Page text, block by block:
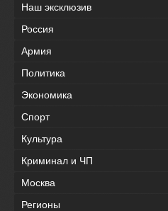
Наш эксклюзив
Россия
Армия
Политика
Экономика
Спорт
Культура
Криминал и ЧП
Москва
Регионы